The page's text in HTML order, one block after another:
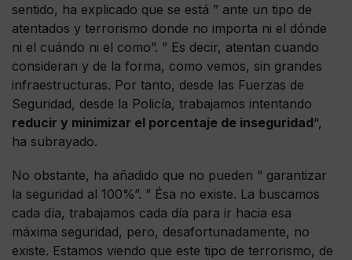
sentido, ha explicado que se está ” ante un tipo de
atentados y terrorismo donde no importa ni el dónde
ni el cuándo ni el como”. ” Es decir, atentan cuando
consideran y de la forma, como vemos, sin grandes
infraestructuras. Por tanto, desde las Fuerzas de
Seguridad, desde la Policía, trabajamos intentando
reducir y minimizar el porcentaje de inseguridad“,
ha subrayado.
No obstante, ha añadido que no pueden ” garantizar
la seguridad al 100%”. ” Ésa no existe. La buscamos
cada día, trabajamos cada día para ir hacia esa
máxima seguridad, pero, desafortunadamente, no
existe. Estamos viendo que este tipo de terrorismo, de